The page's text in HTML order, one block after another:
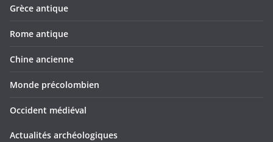
Grèce antique
Rome antique
Chine ancienne
Monde précolombien
Occident médiéval
Actualités archéologiques